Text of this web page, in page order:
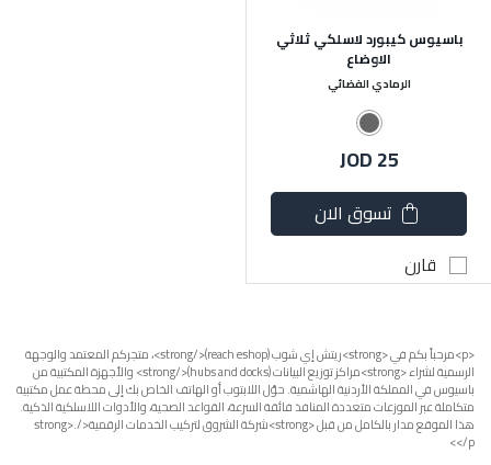
الرمادي الفضائي
باسيوس كيبورد لاسلكي ثلاثي
الاوضاع
JOD 25
تسوق الان
قارن
<p>مرحباً بكم في <strong>ريتش إي شوب (reach eshop)</strong>، متجركم المعتمد والوجهة
الرسمية لشراء <strong>مراكز توزيع البيانات (hubs and docks)</strong> والأجهزة المكتبية من
باسيوس في المملكة الأردنية الهاشمية. حوّل اللابتوب أو الهاتف الخاص بك إلى محطة عمل مكتبية
متكاملة عبر الموزعات متعددة المنافذ فائقة السرعة، القواعد الصحية، والأدوات اللاسلكية الذكية.
هذا الموقع مدار بالكامل من قبل <strong>شركة الشروق لتركيب الخدمات الرقمية</strong>.
</p>